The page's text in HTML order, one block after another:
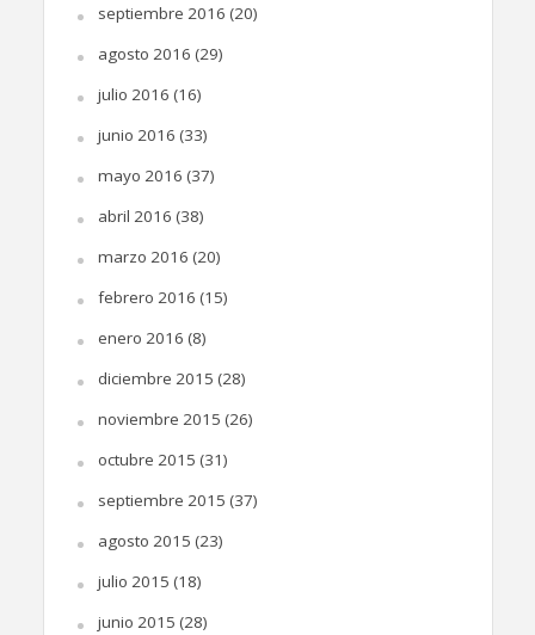
septiembre 2016 (20)
agosto 2016 (29)
julio 2016 (16)
junio 2016 (33)
mayo 2016 (37)
abril 2016 (38)
marzo 2016 (20)
febrero 2016 (15)
enero 2016 (8)
diciembre 2015 (28)
noviembre 2015 (26)
octubre 2015 (31)
septiembre 2015 (37)
agosto 2015 (23)
julio 2015 (18)
junio 2015 (28)